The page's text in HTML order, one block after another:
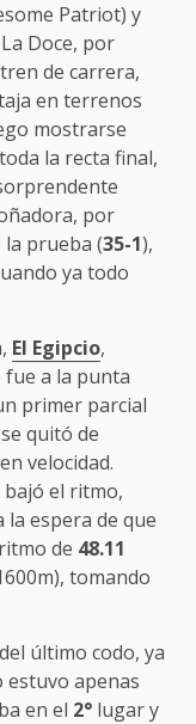
Patriot) y
Doce, por
de carrera,
en terrenos
mostrarse
la recta final,
por
la prueba (35-1),
ya todo
El Egipcio,
fue a la punta
primer parcial
quitó de
velocidad.
bajó el ritmo,
la espera de que
de 48.11
tomando
último codo, ya
estuvo apenas
en el 2° lugar y